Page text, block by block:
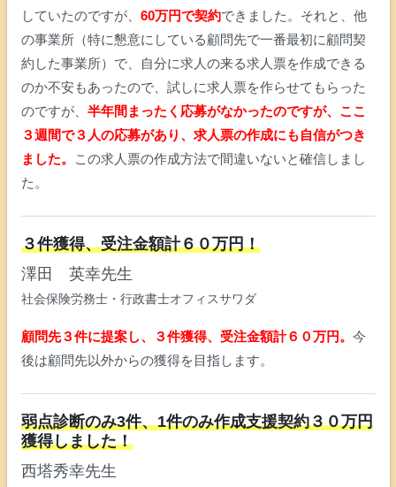
していたのですが、 60万円で契約できました。それと、他
の事業所（特に懇意にしている顧問先で一番最初に顧問契
約した事業所）で、自分に求人の来る求人票を作成できる
のか不安もあったので、試しに求人票を作らせてもらった
のですが、 半年間まったく応募がなかったのですが、ここ
３週間で３人の応募があり、求人票の作成にも自信がつき
ました。
この求人票の作成方法で間違いないと確信しまし
た。
３件獲得、受注金額計６０万円！
澤田 英幸先生
社会保険労務士・行政書士オフィスサワダ
顧問先３件に提案し、３件獲得、受注金額計６０万円。 今
後は顧問先以外からの獲得を目指します。
弱点診断のみ3件、1件のみ作成支援契約３０万円
獲得しました！
西塔秀幸先生